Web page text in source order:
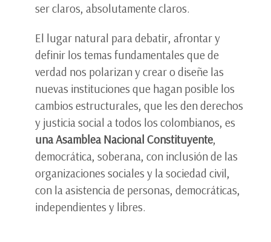
ser claros, absolutamente claros.
El lugar natural para debatir, afrontar y
definir los temas fundamentales que de
verdad nos polarizan y crear o diseñe las
nuevas instituciones que hagan posible los
cambios estructurales, que les den derechos
y justicia social a todos los colombianos, es
una Asamblea Nacional Constituyente,
democrática, soberana, con inclusión de las
organizaciones sociales y la sociedad civil,
con la asistencia de personas, democráticas,
independientes y libres.